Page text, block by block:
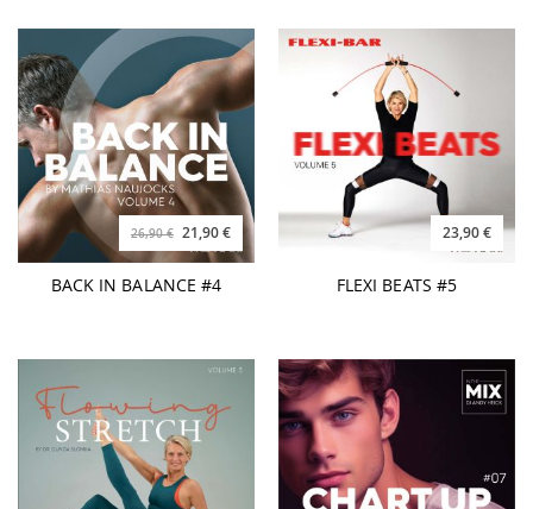
26,90 € 21,90 €
BACK IN BALANCE #4
23,90 €
FLEXI BEATS #5